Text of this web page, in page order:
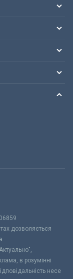
дозволяється
в розумінні
несе